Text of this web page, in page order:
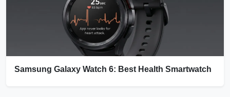
Samsung Galaxy Watch 6: Best Health Smartwatch